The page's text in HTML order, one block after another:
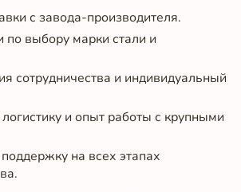
с завода-производителя.
по выбору марки стали и
сотрудничества и индивидуальный
и опыт работы с крупными
на всех этапах